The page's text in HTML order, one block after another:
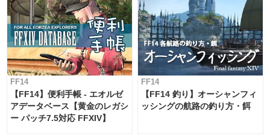
FF14
【FF14】便利手帳 - エオルゼ
アデータベース【黄金のレガシ
ー パッチ7.5対応 FFXIV】
FF14
【FF14 釣り】オーシャンフィ
ッシングの航路の釣り方・餌